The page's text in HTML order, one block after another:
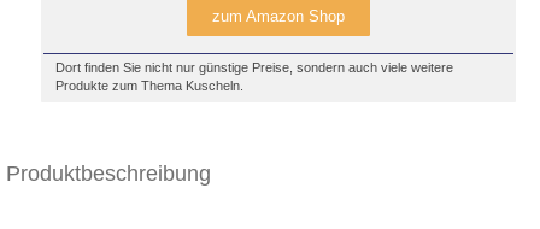
zum Amazon Shop
Dort finden Sie nicht nur günstige Preise, sondern auch viele weitere
Produkte zum Thema Kuscheln.
Produktbeschreibung